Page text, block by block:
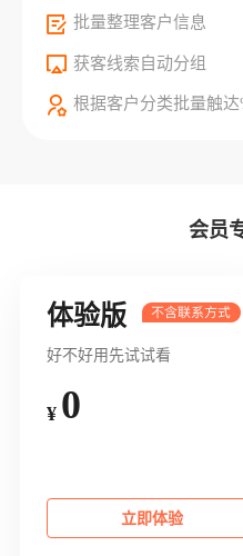
批量整理客户信息
获客线索自动分组
根据客户分类批量触达
会员
体验版
好不好用先试试看
¥ 0
立即体验